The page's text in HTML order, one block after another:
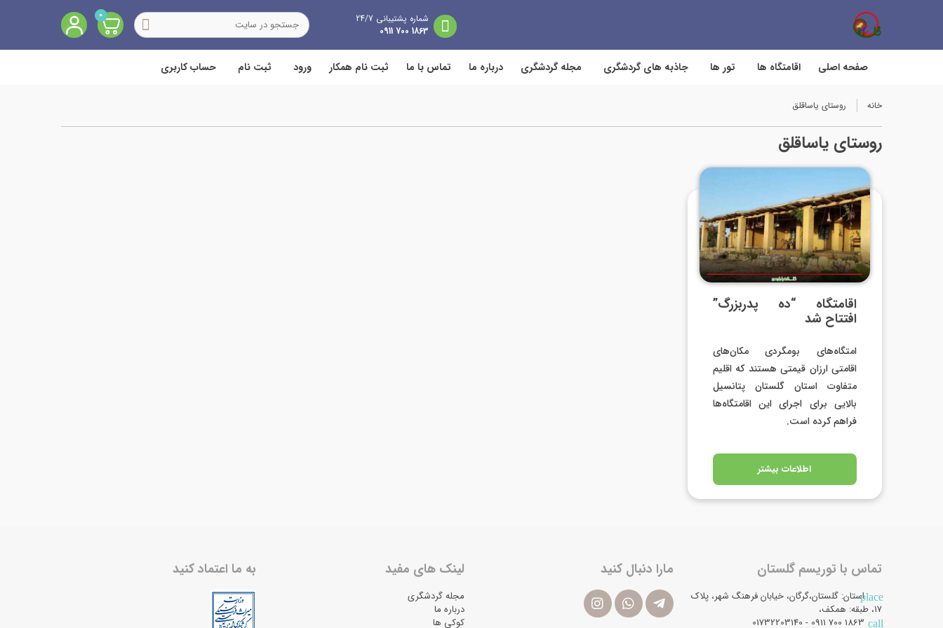
شماره پشتیبانی 24/7
1863 700 0911
0
صفحه اصلی اقامتگاه ها تور ها جاذبه های گردشگری مجله گردشگری درباره ما تماس با ما ثبت نام همکار ورود ثبت نام حساب کاربری
خانه روستای یاساقلق
روستای یاساقلق
اقامتگاه “ده پدربزرگ”
افتتاح شد
امتگاه‌های بومگردی مکان‌های
اقامتی ارزان قیمتی هستند که اقلیم
متفاوت استان گلستان پتانسیل
بالایی برای اجرای این اقامتگاه‌ها
فراهم کرده است.
اطلاعات بیشتر
تماس با توریسم گلستان
placeاستان: گلستان،گرگان، خیابان فرهنگ شهر، پلاک
17، طبقه: همکف،
call
مارا دنبال کنید لینک های مفید
مجله گردشگری
درباره ما
کوکی ها
به ما اعتماد کنید